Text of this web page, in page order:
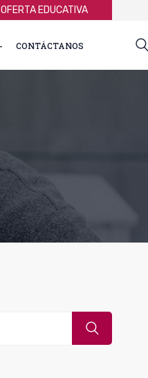
OFERTA EDUCATIVA
CONTÁCTANOS